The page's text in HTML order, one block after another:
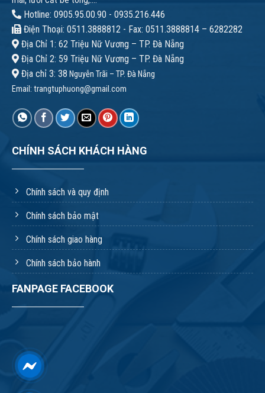
Hotline: 0905.95.00.90 - 0935.216.446
Điện Thoại: 0511.3888812 - Fax: 0511.3888814 – 6282282
Địa Chỉ 1: 62 Triệu Nữ Vương – TP. Đà Nẵng
Địa Chỉ 2: 59 Triệu Nữ Vương – TP. Đà Nẵng
Địa chỉ 3: 38 Nguyễn Trãi – TP. Đà Nẵng
Email: trangtuphuong@gmail.com
CHÍNH SÁCH KHÁCH HÀNG
Chính sách và quy định
Chính sách bảo mật
Chính sách giao hàng
Chính sách bảo hành
FANPAGE FACEBOOK